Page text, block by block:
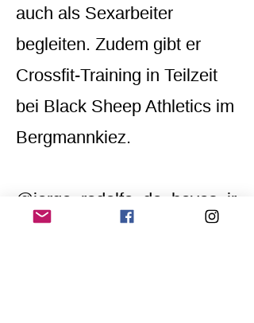
auch als Sexarbeiter
begleiten. Zudem gibt er
Crossfit-Training in Teilzeit
bei Black Sheep Athletics im
Bergmannkiez.
@jorge_rodolfo_de_hoyos_jr